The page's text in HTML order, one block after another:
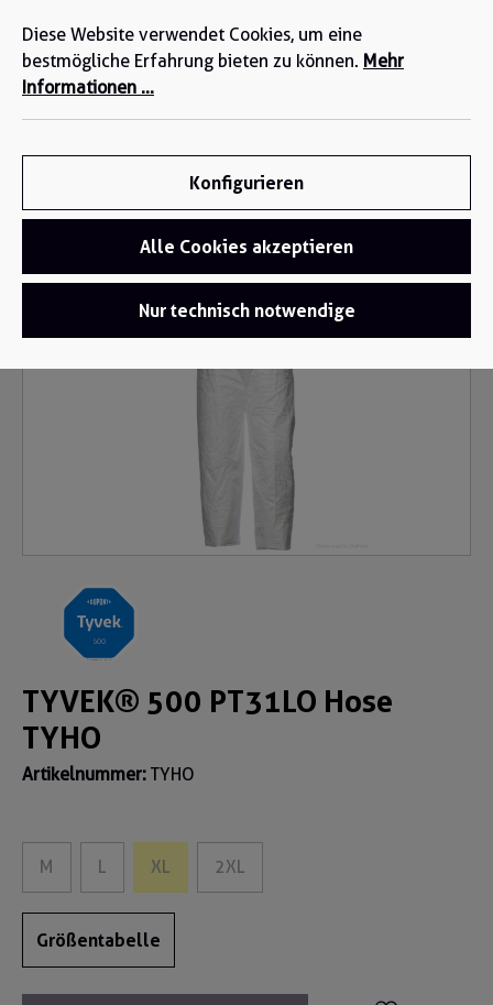
springen
/ Einwegbekleidung
Bildergalerie überspringen
TYVEK® 500 PT31LO Hose
TYHO
Artikelnummer: TYHO
M L XL 2XL
Größentabelle
Diese Website verwendet Cookies, um eine
bestmögliche Erfahrung bieten zu können. Mehr
Informationen ...
Konfigurieren
Alle Cookies akzeptieren
Nur technisch notwendige